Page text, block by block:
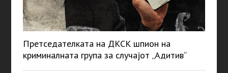
Претседателката на ДКСК шпион на
криминалната група за случајот „Адитив“